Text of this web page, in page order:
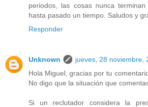
periodos, las cosas nunca
hasta pasado un tiempo. Saludos y
Responder
Unknown
jueves, 28 noviembre,
Hola Miguel, gracias por tu
No digo que la situación que
Si un reclutador considera la